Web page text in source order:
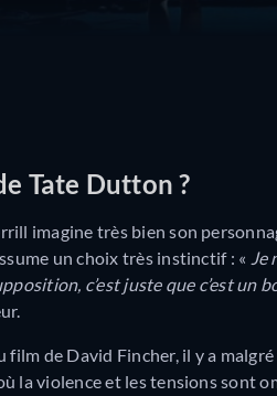
Tate Dutton ?
imagine très bien son
un choix très instinctif : « Je
c’est juste que c’est un
film de David Fincher, il y a
la violence et les tensions sont